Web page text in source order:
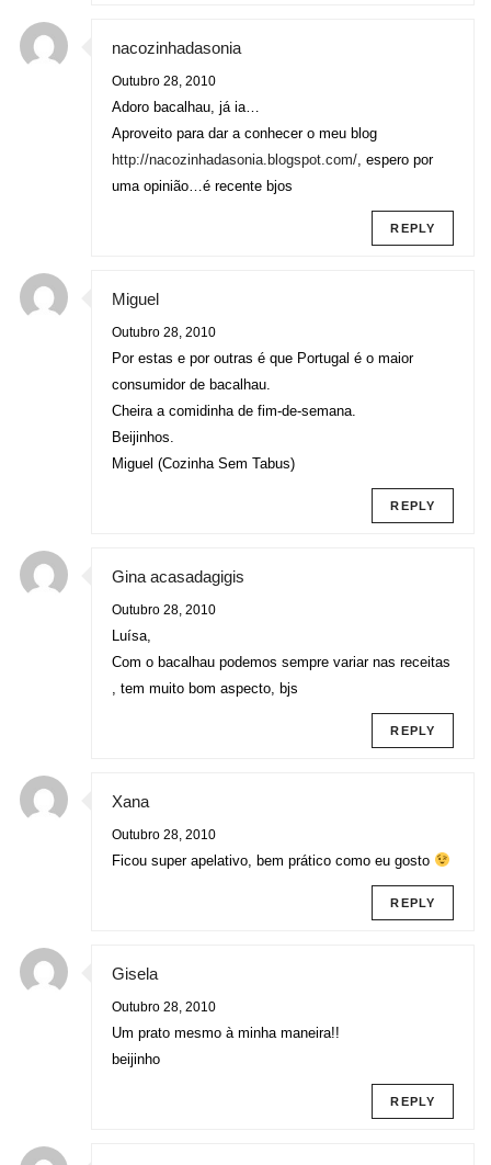
nacozinhadasonia
Outubro 28, 2010
Adoro bacalhau, já ia…
Aproveito para dar a conhecer o meu blog
http://nacozinhadasonia.blogspot.com/ , espero por
uma opinião…é recente bjos
REPLY
Miguel
Outubro 28, 2010
Por estas e por outras é que Portugal é o maior
consumidor de bacalhau.
Cheira a comidinha de fim-de-semana.
Beijinhos.
Miguel (Cozinha Sem Tabus)
REPLY
Gina acasadagigis
Outubro 28, 2010
Luísa,
Com o bacalhau podemos sempre variar nas receitas
, tem muito bom aspecto, bjs
REPLY
Xana
Outubro 28, 2010
Ficou super apelativo, bem prático como eu gosto
REPLY
Gisela
Outubro 28, 2010
Um prato mesmo à minha maneira!!
beijinho
REPLY